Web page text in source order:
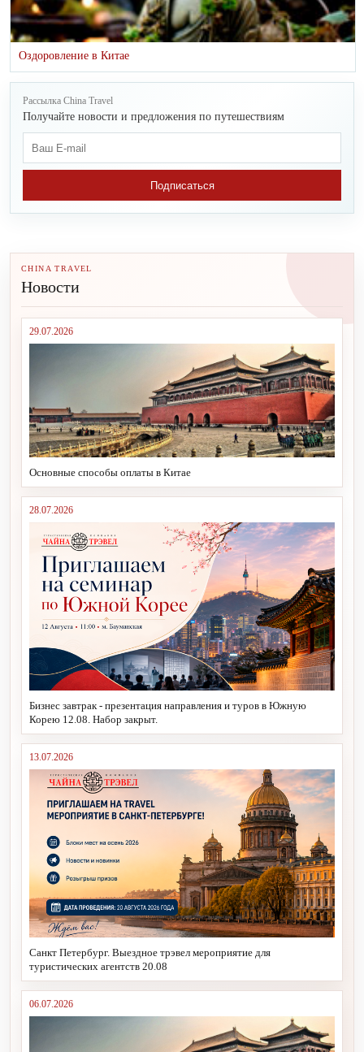
Оздоровление в Китае
Рассылка China Travel
Получайте новости и предложения по путешествиям
Подписаться
CHINA TRAVEL
Новости
29.07.2026
Основные способы оплаты в Китае
28.07.2026
Бизнес завтрак - презентация направления и туров в Южную
Корею 12.08. Набор закрыт.
13.07.2026
Санкт Петербург. Выездное трэвел мероприятие для
туристических агентств 20.08
06.07.2026